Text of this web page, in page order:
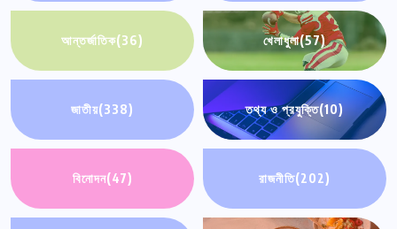
আন্তর্জাতিক(36) খেলাধুলা(57)
জাতীয়(338) তথ্য ও প্রযুক্তি(10)
বিনোদন(47) রাজনীতি(202)